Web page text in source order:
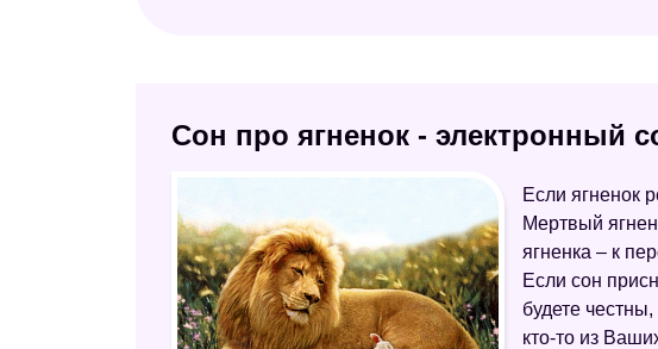
Сон про ягненок - электронный
Если ягненок
Мертвый
ягненка – к
Если сон
будете
кто-то из